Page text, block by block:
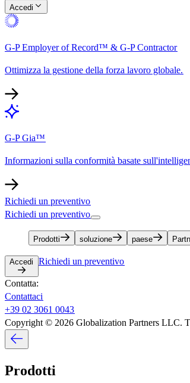
Accedi​​
G-P Employer of Record™ & G-P Contractor​​
Ottimizza la gestione della forza lavoro globale.​​
G-P Gia™​​
Informazioni sulla conformità basate
Richiedi un preventivo​​
Richiedi un preventivo​​
Prodotti​​ soluzione​​ paese​​
Accedi​​ Richiedi un preventivo​​
Contatta:​​
Contattaci​​
+39 02 3061 0043​​
Copyright © 2026 Globalization Partners LLC.
Prodotti​​